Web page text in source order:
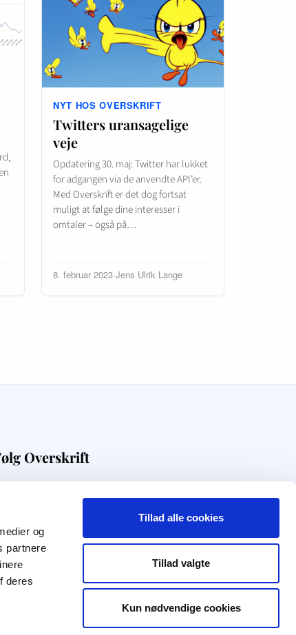
og
partnere
deres
Tillad alle cookies
Tillad valgte
Kun nødvendige cookies
NYT HOS OVERSKRIFT
Twitters uransagelige
veje
Opdatering 30. maj: Twitter har lukket
for adgangen via de anvendte API’er.
Med Overskrift er det dog fortsat
muligt at følge dine interesser i
omtaler – også på…
8. februar 2023·Jens Ulrik Lange
Overskrift
Få digital viden direkte i din indbakke
nyhedsbrev
q